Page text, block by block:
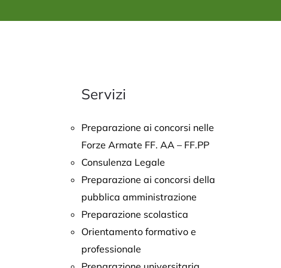
Servizi
Preparazione ai concorsi nelle
Forze Armate FF. AA – FF.PP
Consulenza Legale
Preparazione ai concorsi della
pubblica amministrazione
Preparazione scolastica
Orientamento formativo e
professionale